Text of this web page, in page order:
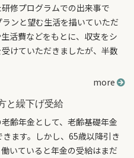
修プログラムでの出来事で
ンと望む生活を描いていただ
活費などをもとに、収支をシ
けていただきましたが、半数
more
と繰下げ受給
齢年金として、老齢基礎年金
ます。しかし、65歳以降引き
いていると年金の受給はまだ